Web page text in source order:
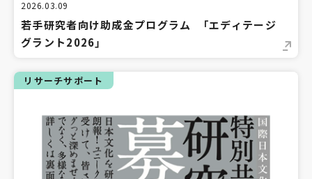
2026.03.09
若手研究者向け助成金プログラム 「エディテージ
グラント2026」
リサーチサポート